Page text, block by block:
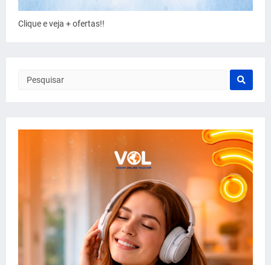
Clique e veja + ofertas!!